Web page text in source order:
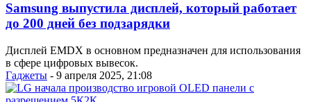
Samsung выпустила дисплей, который работает
до 200 дней без подзарядки
Дисплей EMDX в основном предназначен для использования
в сфере цифровых вывесок.
Гаджеты - 9 апреля 2025, 21:08